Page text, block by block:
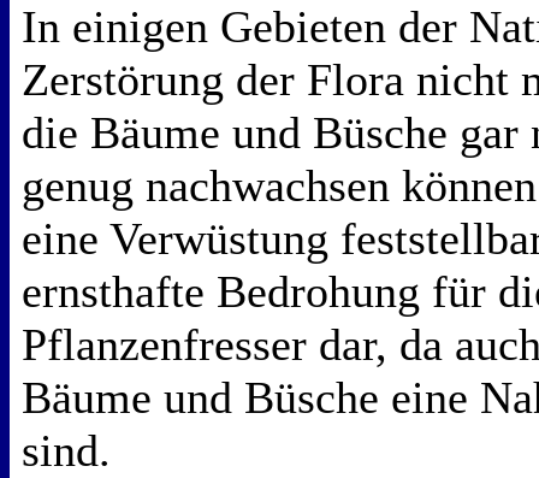
In einigen Gebieten der
Zerstörung der Flora nicht
die Bäume und Büsche
genug nachwachsen
eine Verwüstung
ernsthafte Bedrohung für
Pflanzenfresser dar, da
Bäume und Büsche eine
sind.